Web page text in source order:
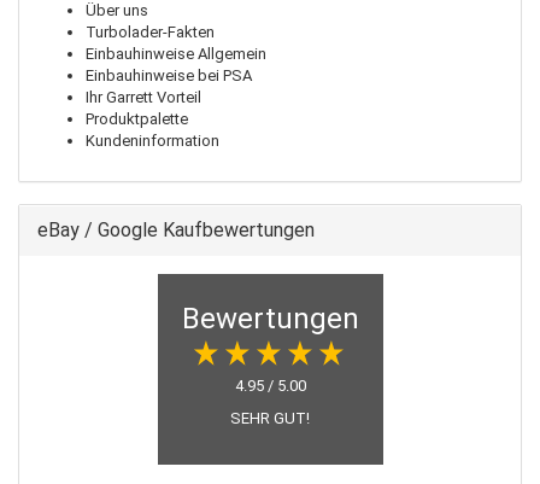
Über uns
Turbolader-Fakten
Einbauhinweise Allgemein
Einbauhinweise bei PSA
Ihr Garrett Vorteil
Produktpalette
Kundeninformation
eBay / Google Kaufbewertungen
Bewertungen
4.95 / 5.00
SEHR GUT!